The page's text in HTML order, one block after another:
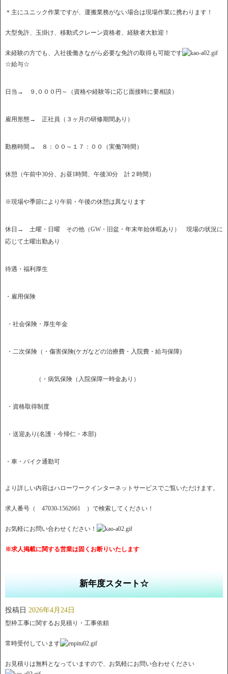
＊主にユニック作業ですが、運搬業務がない場合は現場作業に携わります！
大型免許、玉掛け、移動式クレーン資格者、経験者大歓迎！
未経験の方でも、入社後働きながら必要な免許の取得も可能です
☆給与☆
日当→ ９,０００円～（資格や経験等に応じ面接時に要相談）
雇用形態→ 正社員（３ヶ月の研修期間あり）
勤務時間→ ８：００～１７：００（実働7時間）
休憩（午前中30分、お昼1時間、午後30分 計２時間）
※現場や季節により午前・午後の休憩は異なります
休日→ 土曜・日曜 その他（GW・旧盆・年末年始休暇あり） 現場の状況に
応じて土曜出勤あり
待遇・福利厚生
・雇用保険
・社会保険・厚生年金
・二次保険（・傷害保険(ケガなどの治療費・入院費・給与保障)
（・病気保険（入院保障一時金あり）
・資格取得制度
・送迎あり(名護・今帰仁・本部)
・車・バイク通勤可
より詳しい内容はハローワークインターネットサービスでご覧いただけます。
求人番号（ 47030-1562661 ）で検索してください！
お気軽にお問い合わせください！
※求人掲載に関する営業は固くお断りいたします
新年度スタート☆
投稿日 2026年4月24日
型枠工事に関するお見積り・工事依頼
常時受付しています
お見積りは無料となっていますので、お気軽にお問い合わせください